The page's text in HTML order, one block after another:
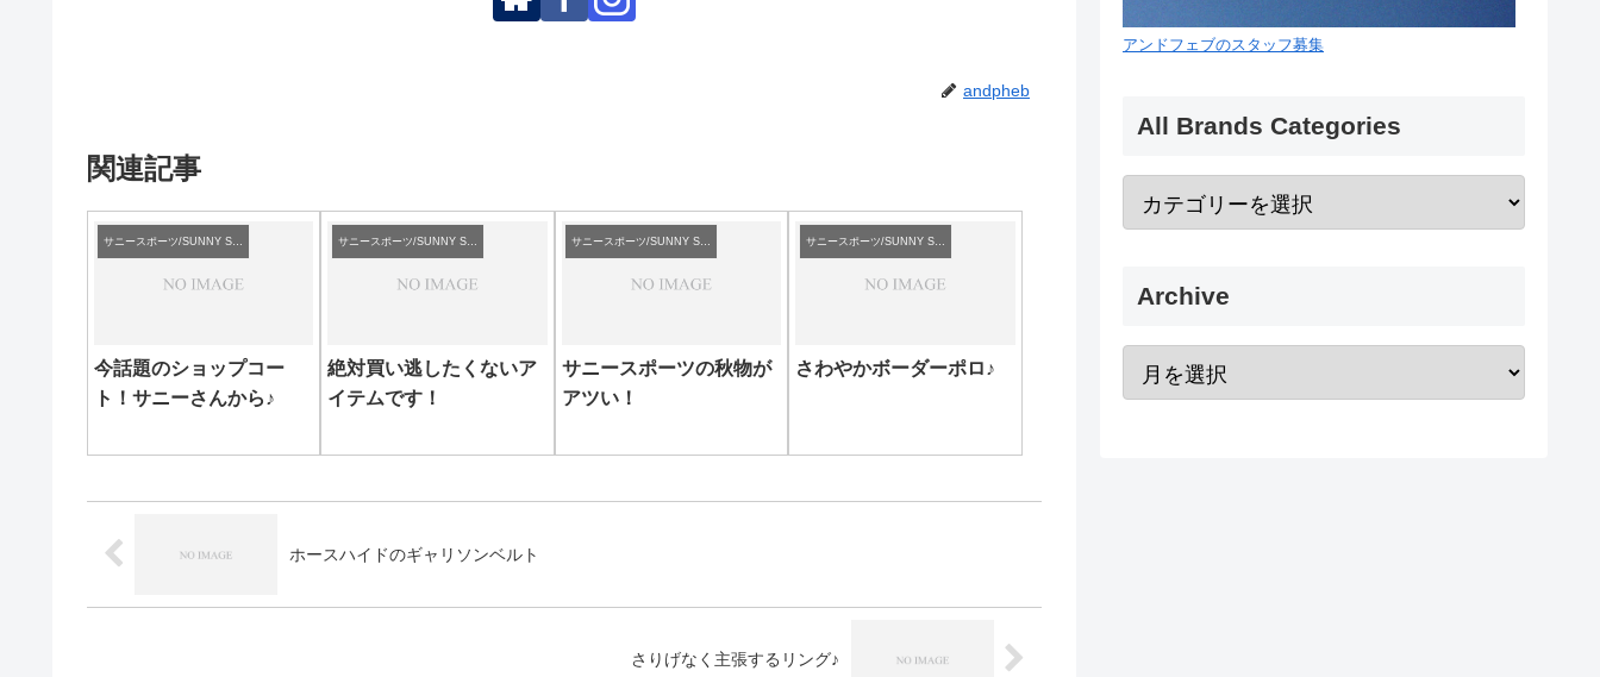
andpheb
関連記事
サニースポーツ/SUNNY SPORTS
今話題のショップコー
ト！サニーさんから♪
サニースポーツ/SUNNY SPORTS
絶対買い逃したくないア
イテムです！
サニースポーツ/SUNNY SPORTS
サニースポーツの秋物が
アツい！
サニースポーツ/SUNNY SPORTS
さわやかボーダーポロ♪
ホースハイドのギャリソンベルト
さりげなく主張するリング♪
アンドフェブのスタッフ募集
All Brands Categories
Archive